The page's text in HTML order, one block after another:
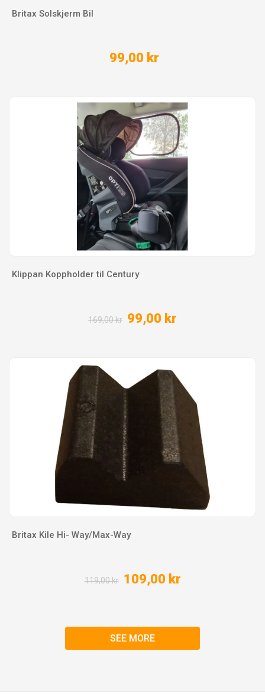
Britax Solskjerm Bil
99,00 kr
Klippan Koppholder til Century
169,00 kr 99,00 kr
Britax Kile Hi- Way/Max-Way
119,00 kr 109,00 kr
SEE MORE